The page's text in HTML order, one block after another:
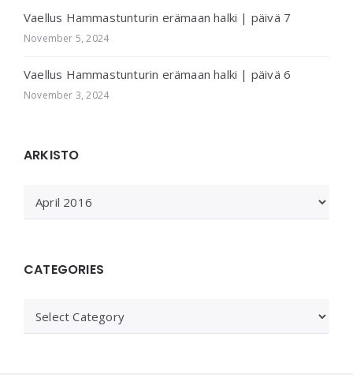
Vaellus Hammastunturin erämaan halki | päivä 7
November 5, 2024
Vaellus Hammastunturin erämaan halki | päivä 6
November 3, 2024
ARKISTO
CATEGORIES